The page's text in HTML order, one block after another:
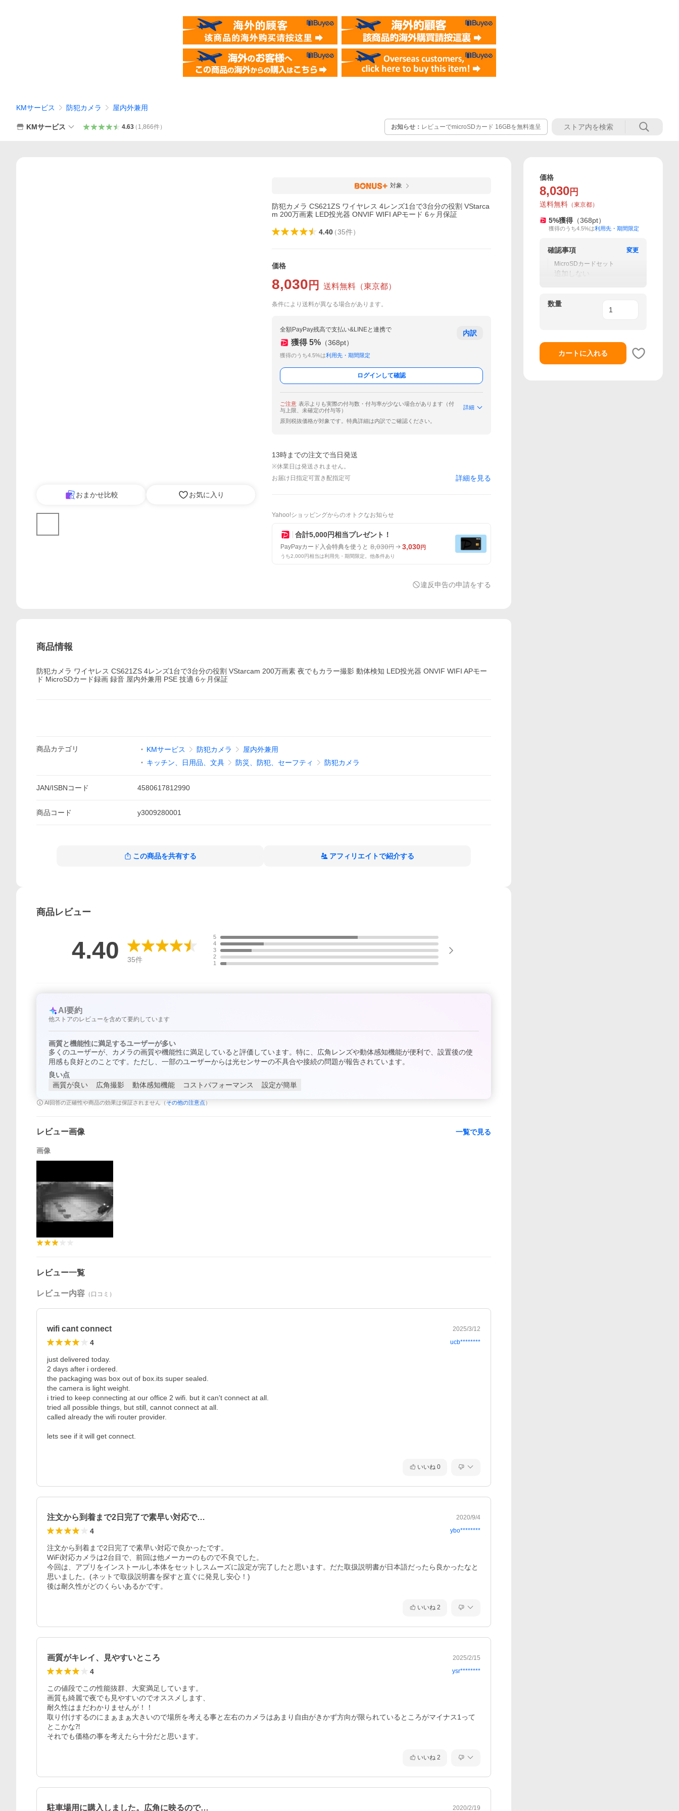
KMサービス 防犯カメラ 屋内外兼用
KMサービス 4.63（ 1,866件） お知らせ： レビューでmicroSDカード 16GBを無料進呈
おまかせ比較 お気に入り
対象
防犯カメラ CS621ZS ワイヤレス 4レンズ1台で3台分の役割 VStarca
m 200万画素 LED投光器 ONVIF WIFI APモード 6ヶ月保証
4.40（35件）
価格
8,030 円 送料無料 （東京都）
条件により送料が異なる場合があります。
全額PayPay残高で支払い&LINEと連携で
獲得 5% （368pt）
獲得のうち4.5%は利用先・期間限定
内訳
ログインして確認
ご注意 表示よりも実際の付与数・付与率が少ない場合があります（付
与上限、未確定の付与等）
詳細
原則税抜価格が対象です。特典詳細は内訳でご確認ください。
13時までの注文で当日発送
※休業日は発送されません。
お届け日指定可置き配指定可 詳細を見る
Yahoo!ショッピングからのオトクなお知らせ
合計5,000円相当プレゼント！
PayPayカード入会特典を使うと 8,030円 3,030円
うち2,000円相当は利用先・期間限定。他条件あり
違反申告の申請をする
商品情報
防犯カメラ ワイヤレス CS621ZS 4レンズ1台で3台分の役割 VStarcam 200万画素 夜でもカラー撮影 動体検知 LED投光器 ONVIF WIFI APモー
ド MicroSDカード録画 録音 屋内外兼用 PSE 技適 6ヶ月保証
商品カテゴリ KMサービス 防犯カメラ
屋内外兼用
キッチン、日用品、文具
防災、防犯、セーフティ 防犯カメラ
JAN/ISBNコード 4580617812990
商品コード y3009280001
この商品を共有する アフィリエイトで紹介する
商品レビュー
4.40 35件
5
4
3
2
1
AI要約
他ストアのレビューを含めて要約しています
画質と機能性に満足するユーザーが多い
多くのユーザーが、カメラの画質や機能性に満足していると評価しています。特に、広角レンズや動体感知機能が便利で、設置後の使
用感も良好とのことです。ただし、一部のユーザーからは光センサーの不具合や接続の問題が報告されています。
良い点
画質が良い
広角撮影 動体感知機能 コストパフォーマンス 設定が簡単
AI回答の正確性や商品の効果は保証されません（ その他の注意点 ）
レビュー画像 一覧で見る
画像
レビュー一覧
レビュー内容 （口コミ）
wifi cant connect 2025/3/12
4 ucb********
just delivered today.
2 days after i ordered.
the packaging was box out of box.its super sealed.
the camera is light weight.
i tried to keep connecting at our office 2 wifi. but it can't connect at all.
tried all possible things, but still, cannot connect at all.
called already the wifi router provider.
lets see if it will get connect.
いいね 0
注文から到着まで2日完了で素早い対応で… 2020/9/4
4 ybo********
注文から到着まで2日完了で素早い対応で良かったです。
WiFi対応カメラは2台目で、前回は他メーカーのもので不良でした。
今回は、アプリをインストールし本体をセットしスムーズに設定が完了したと思います。だた取扱説明書が日本語だったら良かったなと
思いました。(ネットで取扱説明書を探すと直ぐに発見し安心！)
後は耐久性がどのくらいあるかです。
いいね 2
画質がキレイ、見やすいところ 2025/2/15
4 ysr********
この値段でこの性能抜群、大変満足しています。
画質も綺麗で夜でも見やすいのでオススメします、
耐久性はまだわかりませんが！！
取り付けするのにまぁまぁ大きいので場所を考える事と左右のカメラはあまり自由がきかず方向が限られているところがマイナス1って
とこかな⁈
それでも価格の事を考えたら十分だと思います。
いいね 2
駐車場用に購入しました。広角に映るので… 2020/2/19
価格
8,030 円
送料無料 （東京都）
5%獲得 （368pt）
獲得のうち4.5%は利用先・期間限定
確認事項
変更
MicroSDカードセット
追加しない
数量
カートに入れる